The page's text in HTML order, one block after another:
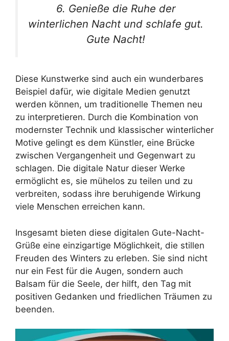
6. Genieße die Ruhe der
winterlichen Nacht und schlafe gut.
Gute Nacht!
Diese Kunstwerke sind auch ein wunderbares
Beispiel dafür, wie digitale Medien genutzt
werden können, um traditionelle Themen neu
zu interpretieren. Durch die Kombination von
modernster Technik und klassischer winterlicher
Motive gelingt es dem Künstler, eine Brücke
zwischen Vergangenheit und Gegenwart zu
schlagen. Die digitale Natur dieser Werke
ermöglicht es, sie mühelos zu teilen und zu
verbreiten, sodass ihre beruhigende Wirkung
viele Menschen erreichen kann.
Insgesamt bieten diese digitalen Gute-Nacht-
Grüße eine einzigartige Möglichkeit, die stillen
Freuden des Winters zu erleben. Sie sind nicht
nur ein Fest für die Augen, sondern auch
Balsam für die Seele, der hilft, den Tag mit
positiven Gedanken und friedlichen Träumen zu
beenden.